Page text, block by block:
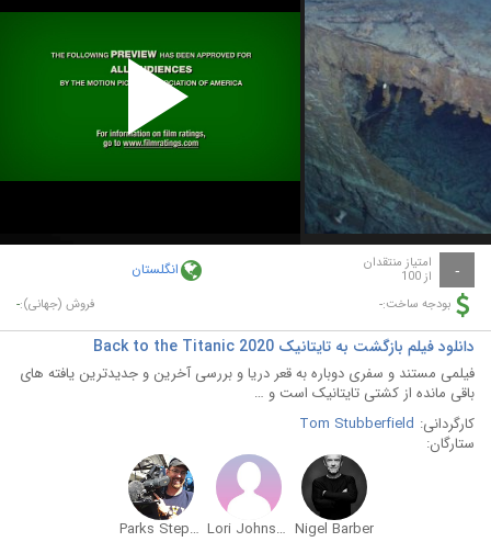
Play
Video
- امتیاز منتقدان
از 100 انگلستان
بودجه ساخت:- فروش (جهانی):-
دانلود فیلم بازگشت به تایتانیک Back to the Titanic 2020
فیلمی مستند و سفری دوباره به قعر دریا و بررسی آخرین و جدیدترین یافته های
باقی مانده از کشتی تایتانیک است و …
کارگردانی: Tom Stubberfield
ستارگان:
Nigel Barber
Lori Johnston
Parks Stephenson